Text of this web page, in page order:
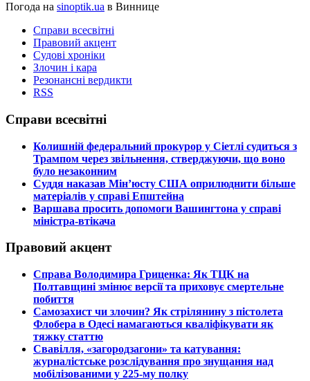
Погода на sinoptik.ua в Виннице
Справи всесвітні
Правовий акцент
Судові хроніки
Злочин і кара
Резонансні вердикти
RSS
Справи всесвітні
​Колишній федеральний прокурор у Сіетлі судиться з
Трампом через звільнення, стверджуючи, що воно
було незаконним
​Суддя наказав Мін’юсту США оприлюднити більше
матеріалів у справі Епштейна
​Варшава просить допомоги Вашингтона у справі
міністра-втікача
Правовий акцент
​Справа Володимира Гриценка: Як ТЦК на
Полтавщині змінює версії та приховує смертельне
побиття
​Самозахист чи злочин? Як стрілянину з пістолета
Флобера в Одесі намагаються кваліфікувати як
тяжку статтю
​Свавілля, «загородзагони» та катування:
журналістське розслідування про знущання над
мобілізованими у 225-му полку